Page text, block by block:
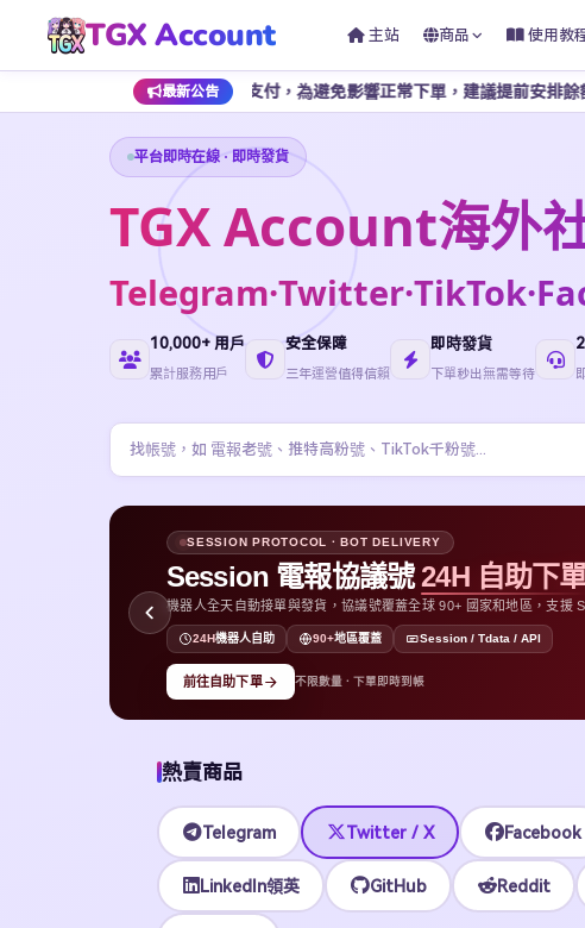
TGX Account 主站 商品 使用教
最新公告
加密貨幣支付，為避免影響正常下單，建議提前安排餘額儲值。
平台即時在線 · 即時發貨
TGX Account海外
10,000+ 用戶
累計服務用戶
安全保障
三年運營值得信賴
即時發貨
下單秒出無需等待
AUTOMATED ORDER
24H
無需等待客服
機器人自動發貨
BOT
熱賣商品
Telegram Twitter / X Facebook
LinkedIn領英 GitHub Reddit